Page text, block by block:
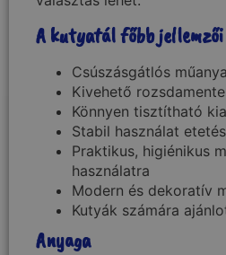
A kutyatál főbb jellemzői
Csúszásgátlós
Kivehető
Könnyen tisztítható
Stabil használat
Praktikus, higiénikus
használatra
Modern és dekoratív
Kutyák számára
Anyaga